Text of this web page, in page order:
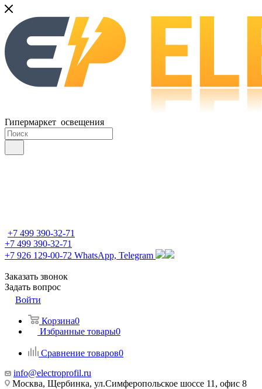
Гипермаркет освещения
+7 499 390-32-71
+7 499 390-32-71
+7 926 129-00-72 WhatsApp, Telegram
Заказать звонок
Задать вопрос
Войти
Корзина0
Избранные товары0
Сравнение товаров0
info@electroprofil.ru
Москва, Щербинка, ул.Симферопольское шоссе 11, офис 8